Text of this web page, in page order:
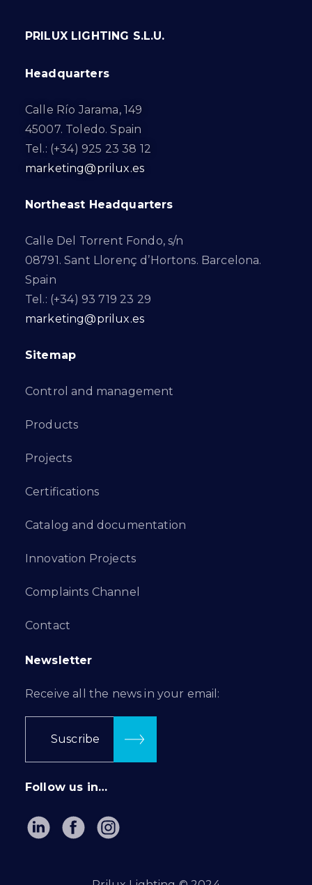
PRILUX LIGHTING S.L.U.
Headquarters
Calle Río Jarama, 149
45007. Toledo. Spain
Tel.: (+34) 925 23 38 12
marketing@prilux.es
Northeast Headquarters
Calle Del Torrent Fondo, s/n
08791. Sant Llorenç d’Hortons. Barcelona.
Spain
Tel.: (+34) 93 719 23 29
marketing@prilux.es
Sitemap
Control and management
Products
Projects
Certifications
Catalog and documentation
Innovation Projects
Complaints Channel
Contact
Newsletter
Receive all the news in your email:
Suscribe
Follow us in…